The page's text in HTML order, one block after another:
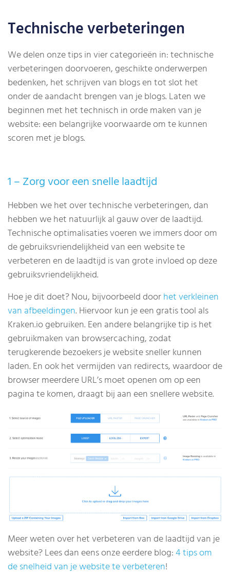
Technische verbeteringen
We delen onze tips in vier categorieën in: technische
verbeteringen doorvoeren, geschikte onderwerpen
bedenken, het schrijven van blogs en tot slot het
onder de aandacht brengen van je blogs. Laten we
beginnen met het technisch in orde maken van je
website: een belangrijke voorwaarde om te kunnen
scoren met je blogs.
1 – Zorg voor een snelle laadtijd
Hebben we het over technische verbeteringen, dan
hebben we het natuurlijk al gauw over de laadtijd.
Technische optimalisaties voeren we immers door om
de gebruiksvriendelijkheid van een website te
verbeteren en de laadtijd is van grote invloed op deze
gebruiksvriendelijkheid.
Hoe je dit doet? Nou, bijvoorbeeld doorhet verkleinen
van afbeeldingen. Hiervoor kun je een gratis tool als
Kraken.io gebruiken. Een andere belangrijke tip is het
gebruikmaken van browsercaching, zodat
terugkerende bezoekers je website sneller kunnen
laden. En ook het vermijden van redirects, waardoor de
browser meerdere URL’s moet openen om op een
pagina te komen, draagt bij aan een snellere website.
Meer weten over het verbeteren van de laadtijd van je
website? Lees dan eens onze eerdere blog:4 tips om
de snelheid van je website te verbeteren!